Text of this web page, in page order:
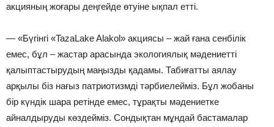
акцияның жоғары деңгейде өтуіне ықпал етті.
— «Бүгінгі «TazaLake Alakol» акциясы – жай ғана сенбілік
емес, бұл – жастар арасында экологиялық мәдениетті
қалыптастырудың маңызды қадамы. Табиғатты аялау
арқылы біз нағыз патриотизмді тәрбиелейміз. Бұл жобаны
бір күндік шара ретінде емес, тұрақты мәдениетке
айналдыруды көздейміз. Сондықтан мұндай бастамалар